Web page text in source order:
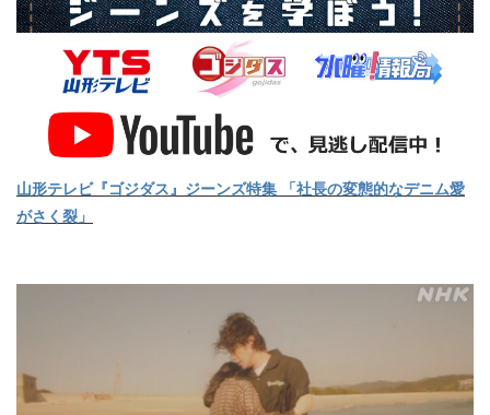
山形テレビ『ゴジダス』ジーンズ特集 「社長の変態的なデニム愛
がさく裂」